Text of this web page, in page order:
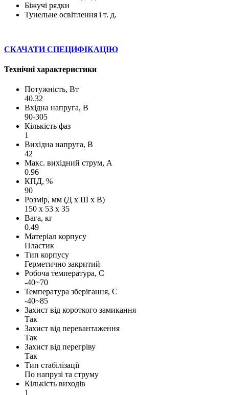
Біжучі рядки
Тунельне освітлення і т. д.
СКАЧАТИ СПЕЦИФІКАЦІЮ
Технічні характеристики
Потужність, Вт
40.32
Вхідна напруга, В
90-305
Кількість фаз
1
Вихідна напруга, В
42
Макс. вихідний струм, А
0.96
КПД, %
90
Розмір, мм (Д х Ш х В)
150 х 53 х 35
Вага, кг
0.49
Матеріал корпусу
Пластик
Тип корпусу
Герметично закритий
Робоча температура, С
-40~70
Температура зберігання, С
-40~85
Захист від короткого замикання
Так
Захист від перевантаження
Так
Захист від перегріву
Так
Тип стабілізації
По напрузі та струму
Кількість виходів
1